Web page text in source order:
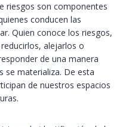
riesgos son componentes
conducen las
Quien conoce los riesgos,
alejarlos o
de una manera
se materializa. De esta
de nuestros espacios